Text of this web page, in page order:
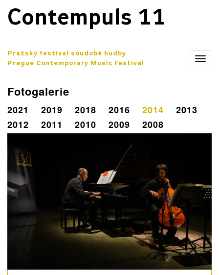
Contempuls 11
Pražský festival soudobé hudby
Prague Contemporary Music Festival
Fotogalerie
2021 2019 2018 2016 2014
2013
2012
2011 2010 2009 2008